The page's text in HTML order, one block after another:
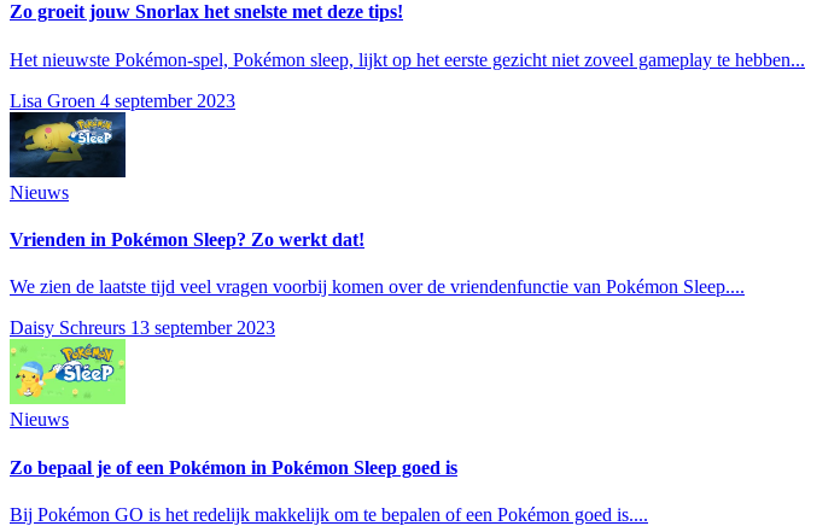
Zo groeit jouw Snorlax het snelste met deze tips!
Het nieuwste Pokémon-spel, Pokémon sleep, lijkt op het eerste gezicht niet zoveel gameplay te hebben...
Lisa Groen 4 september 2023
Nieuws
Vrienden in Pokémon Sleep? Zo werkt dat!
We zien de laatste tijd veel vragen voorbij komen over de vriendenfunctie van Pokémon Sleep....
Daisy Schreurs 13 september 2023
Nieuws
Zo bepaal je of een Pokémon in Pokémon Sleep goed is
Bij Pokémon GO is het redelijk makkelijk om te bepalen of een Pokémon goed is....